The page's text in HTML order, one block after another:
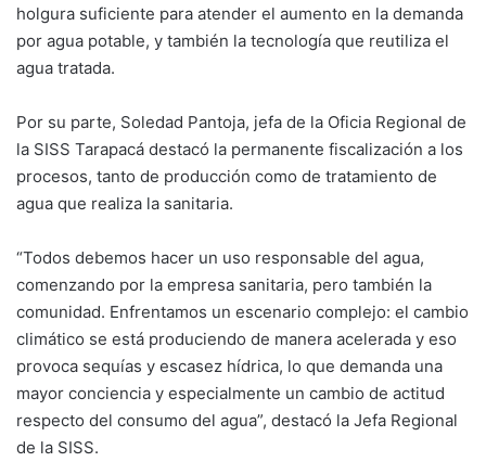
holgura suficiente para atender el aumento en la demanda
por agua potable, y también la tecnología que reutiliza el
agua tratada.
Por su parte, Soledad Pantoja, jefa de la Oficia Regional de
la SISS Tarapacá destacó la permanente fiscalización a los
procesos, tanto de producción como de tratamiento de
agua que realiza la sanitaria.
“Todos debemos hacer un uso responsable del agua,
comenzando por la empresa sanitaria, pero también la
comunidad. Enfrentamos un escenario complejo: el cambio
climático se está produciendo de manera acelerada y eso
provoca sequías y escasez hídrica, lo que demanda una
mayor conciencia y especialmente un cambio de actitud
respecto del consumo del agua”, destacó la Jefa Regional
de la SISS.